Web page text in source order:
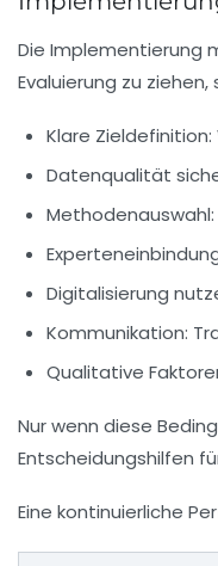
Die Implementierung
Evaluierung zu
Klare Zieldefinition:
Datenqualität
Methodenauswahl:
Digitalisierung
Kommunikation:
Qualitative
Nur wenn diese
Entscheidungshilfen
Eine kontinuierliche